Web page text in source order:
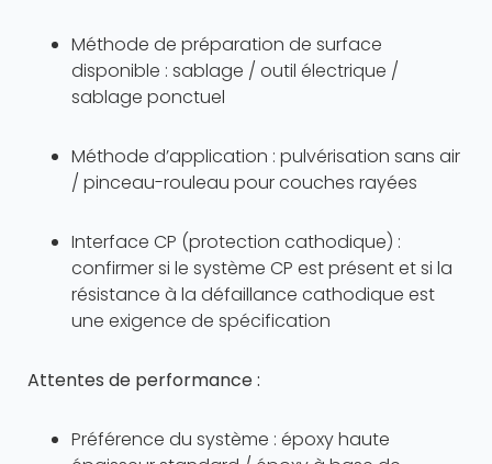
Méthode de préparation de surface
disponible : sablage / outil électrique /
sablage ponctuel
Méthode d’application : pulvérisation sans air
/ pinceau-rouleau pour couches rayées
Interface CP (protection cathodique) :
confirmer si le système CP est présent et si la
résistance à la défaillance cathodique est
une exigence de spécification
Attentes de performance :
Préférence du système : époxy haute